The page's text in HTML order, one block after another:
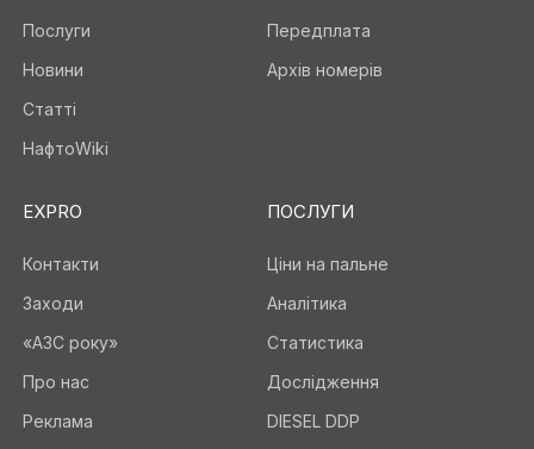
Послуги
Новини
Статті
НафтоWiki
Передплата
Архів номерів
EXPRO
Контакти
Заходи
«АЗС року»
Про нас
Реклама
ПОСЛУГИ
Ціни на пальне
Аналітика
Статистика
Дослідження
DIESEL DDP